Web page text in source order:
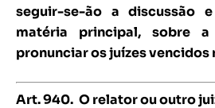
seguir-se-ão a discussão
matéria principal, sobre
pronunciar os juízes vencidos
Art. 940. O relator ou outro